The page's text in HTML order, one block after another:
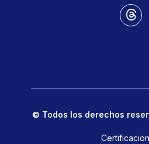
© Todos los derechos